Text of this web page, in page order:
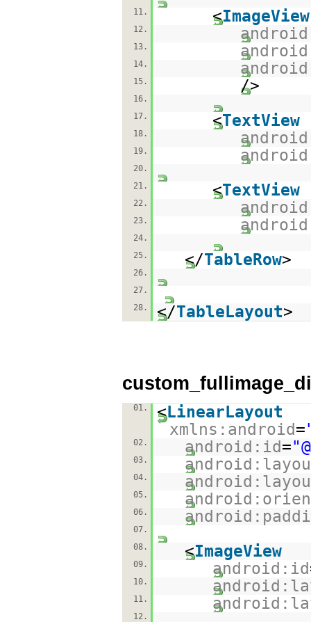
11.
<ImageView
12.
13.
14.
15. />
16.
17.
<TextView
18.
19.
20.
21.
<TextView
22.
23.
24.
25.
</TableRow>
26.
27.
28.
</TableLayout>
01. <LinearLayout
xmlns:android=
02. android:id=
03.
04.
05.
06.
07.
08.
<ImageView
09. android:id
10.
11.
12.